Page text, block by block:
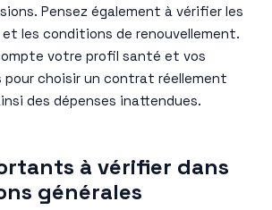
Pensez également à vérifier les
les conditions de renouvellement.
votre profil santé et vos
pour choisir un contrat réellement
des dépenses inattendues.
à vérifier dans
générales